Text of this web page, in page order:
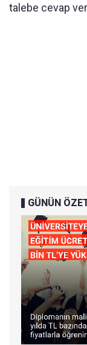
talebe cevap
GÜNÜN